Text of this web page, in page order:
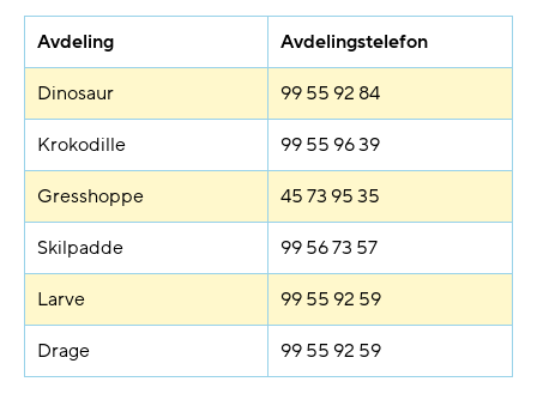
Avdeling Avdelingstelefon
Dinosaur 99 55 92 84
Krokodille 99 55 96 39
Gresshoppe 45 73 95 35
Skilpadde 99 56 73 57
Larve 99 55 92 59
Drage 99 55 92 59